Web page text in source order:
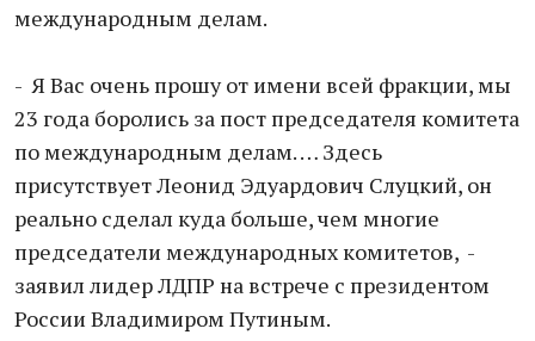
международным делам.
- Я Вас очень прошу от имени всей фракции, мы
23 года боролись за пост председателя комитета
по международным делам. … Здесь
присутствует Леонид Эдуардович Слуцкий, он
реально сделал куда больше, чем многие
председатели международных комитетов, -
заявил лидер ЛДПР на встрече с президентом
России Владимиром Путиным.